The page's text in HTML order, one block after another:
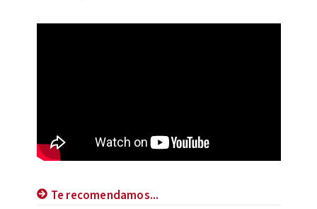
Te recomendamos...